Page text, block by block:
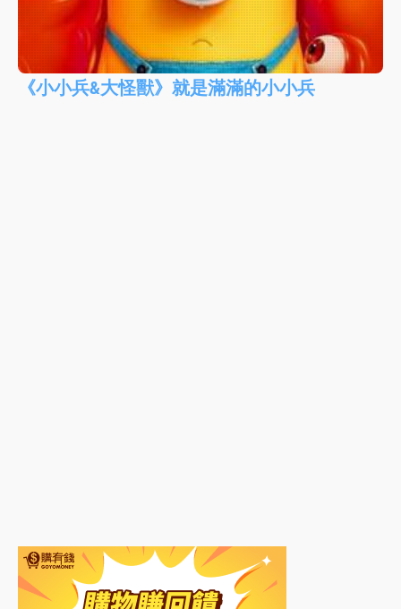
《小小兵&大怪獸》就是滿滿的小小兵